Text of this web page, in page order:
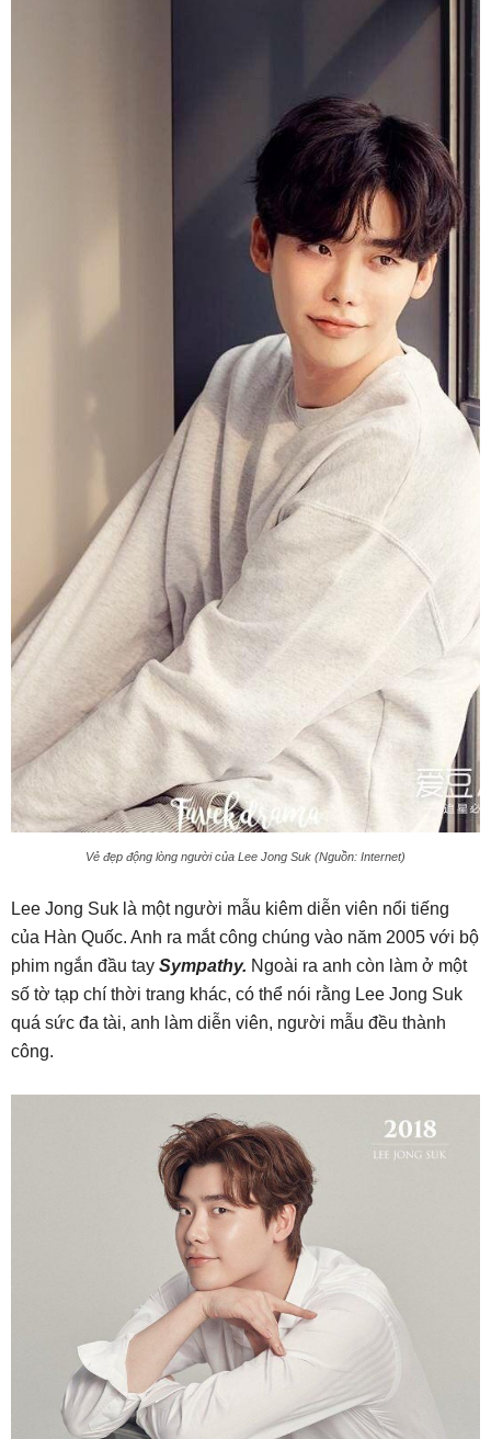
Vẻ đẹp động lòng người của Lee Jong Suk (Nguồn: Internet)
Lee Jong Suk là một người mẫu kiêm diễn viên nổi tiếng
của Hàn Quốc. Anh ra mắt công chúng vào năm 2005 với bộ
phim ngắn đầu tay Sympathy. Ngoài ra anh còn làm ở một
số tờ tạp chí thời trang khác, có thể nói rằng Lee Jong Suk
quá sức đa tài, anh làm diễn viên, người mẫu đều thành
công.